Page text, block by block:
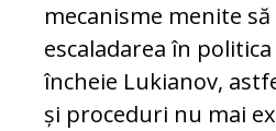
mecanisme menite
escaladarea în
în­cheie Lukianov,
și proceduri nu mai